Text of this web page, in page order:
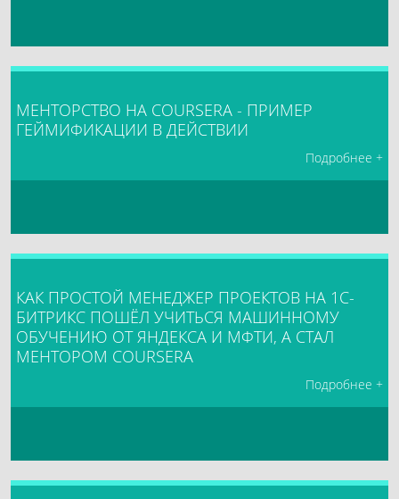
МЕНТОРСТВО НА COURSERA - ПРИМЕР
ГЕЙМИФИКАЦИИ В ДЕЙСТВИИ
Подробнее +
КАК ПРОСТОЙ МЕНЕДЖЕР ПРОЕКТОВ НА 1С-
БИТРИКС ПОШЁЛ УЧИТЬСЯ МАШИННОМУ
ОБУЧЕНИЮ ОТ ЯНДЕКСА И МФТИ, А СТАЛ
МЕНТОРОМ COURSERA
Подробнее +